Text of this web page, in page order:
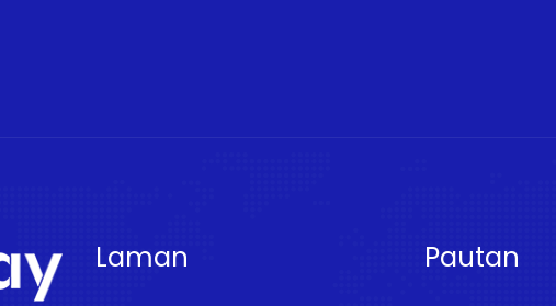
Laman Pautan